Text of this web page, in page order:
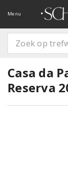
Menu
Casa da
Reserva